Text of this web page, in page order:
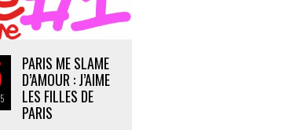
PARIS ME SLAME
D’AMOUR : J’AIME
LES FILLES DE
PARIS